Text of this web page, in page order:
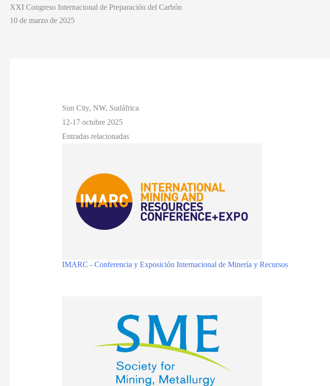
XXI Congreso Internacional de Preparación del Carbón
10 de marzo de 2025
Sun City, NW, Sudáfrica
12-17 octubre 2025
Entradas relacionadas
IMARC - Conferencia y Exposición Internacional de Minería y Recursos